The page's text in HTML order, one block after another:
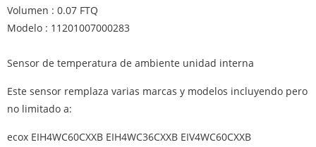
Volumen : 0.07 FTQ
Modelo : 11201007000283
Sensor de temperatura de ambiente unidad interna
Este sensor remplaza varias marcas y modelos incluyendo pero
no limitado a:
ecox EIH4WC60CXXB EIH4WC36CXXB EIV4WC60CXXB